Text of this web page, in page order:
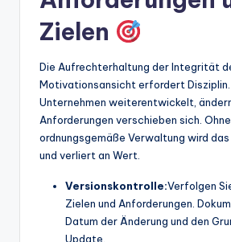
Zielen
Die Aufrechterhaltung der Integrität
Motivationsansicht erfordert Disziplin.
Unternehmen weiterentwickelt,
Anforderungen verschieben sich.
ordnungsgemäße Verwaltung wird
und verliert an Wert.
Versionskontrolle:Verfolgen
Zielen und Anforderungen.
Datum der Änderung und den
Update.